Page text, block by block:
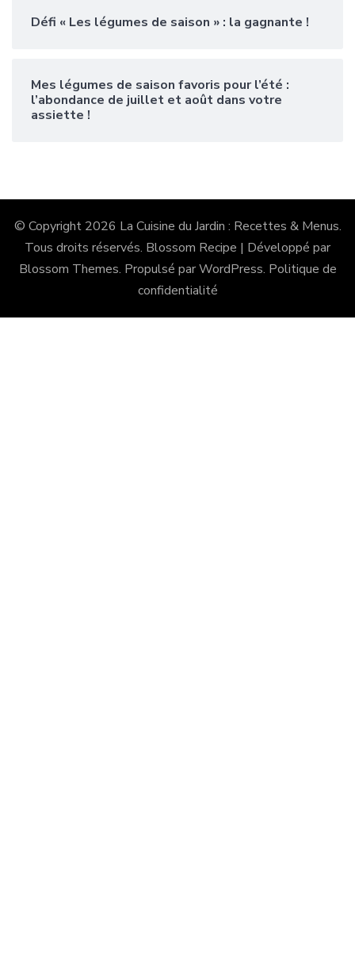
Défi « Les légumes de saison » : la gagnante !
Mes légumes de saison favoris pour l’été :
l’abondance de juillet et août dans votre
assiette !
© Copyright 2026 La Cuisine du Jardin : Recettes & Menus.
Tous droits réservés. Blossom Recipe | Développé par
Blossom Themes. Propulsé parWordPress. Politique de
confidentialité